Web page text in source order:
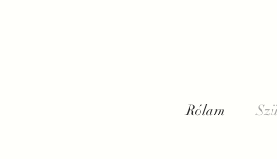
Rólam